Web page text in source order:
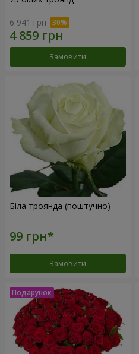
6 941 грн
Замовити
Біла троянда (поштучно)
Замовити